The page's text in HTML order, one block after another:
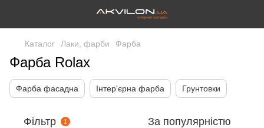
Каталог Лаки, фарби Фарба
Фарба Rolax
Фарба фасадна Інтер'єрна фарба Грунтовки
Фільтр 1 За популярністю